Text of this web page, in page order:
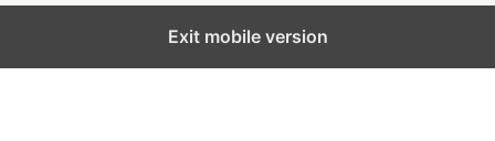
Exit mobile version